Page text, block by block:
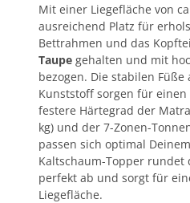
Mit einer Liegefläche von
ausreichend Platz für
Bettrahmen und das
Taupe gehalten und mit
bezogen. Die stabilen Füße
Kunststoff sorgen für
festere Härtegrad der
kg) und der 7-Zonen-
passen sich optimal
Kaltschaum-Topper rundet
perfekt ab und sorgt für
Liegefläche.